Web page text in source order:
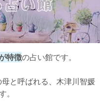
特徴の占い館です。
と呼ばれる、木津川智媛